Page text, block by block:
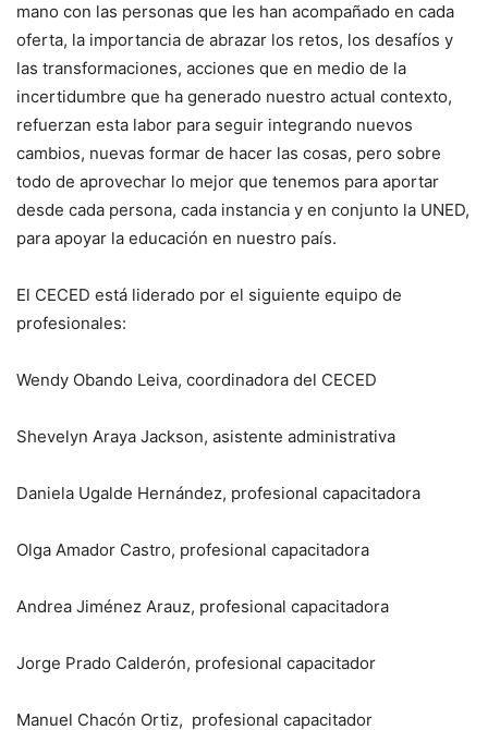
mano con las personas que les han acompañado en cada
oferta, la importancia de abrazar los retos, los desafíos y
las transformaciones, acciones que en medio de la
incertidumbre que ha generado nuestro actual contexto,
refuerzan esta labor para seguir integrando nuevos
cambios, nuevas formar de hacer las cosas, pero sobre
todo de aprovechar lo mejor que tenemos para aportar
desde cada persona, cada instancia y en conjunto la UNED,
para apoyar la educación en nuestro país.
El CECED está liderado por el siguiente equipo de
profesionales:
Wendy Obando Leiva, coordinadora del CECED
Shevelyn Araya Jackson, asistente administrativa
Daniela Ugalde Hernández, profesional capacitadora
Olga Amador Castro, profesional capacitadora
Andrea Jiménez Arauz, profesional capacitadora
Jorge Prado Calderón, profesional capacitador
Manuel Chacón Ortiz, profesional capacitador